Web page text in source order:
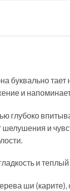
буквально
и
глубоко
и
и теплый
ши